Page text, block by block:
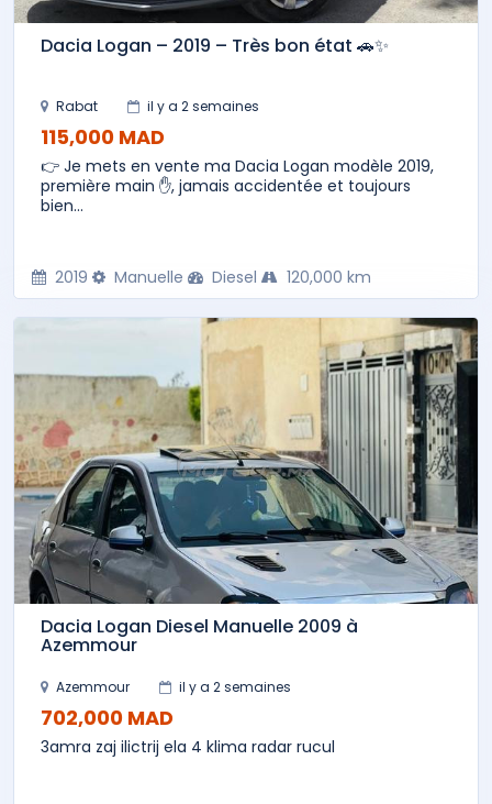
Dacia Logan – 2019 – Très bon état 🚗✨
Rabat il y a 2 semaines
115,000 MAD
👉 Je mets en vente ma Dacia Logan modèle 2019,
première main ✋, jamais accidentée et toujours
bien...
2019 Manuelle Diesel 120,000 km
Dacia Logan Diesel Manuelle 2009 à
Azemmour
Azemmour il y a 2 semaines
702,000 MAD
3amra zaj ilictrij ela 4 klima radar rucul